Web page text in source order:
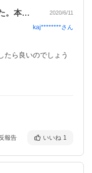
闘病中の家族の為、購入しました。本来な… 2020/6/11
kaj********さん
たら良いのでしょう
報告 いいね 1